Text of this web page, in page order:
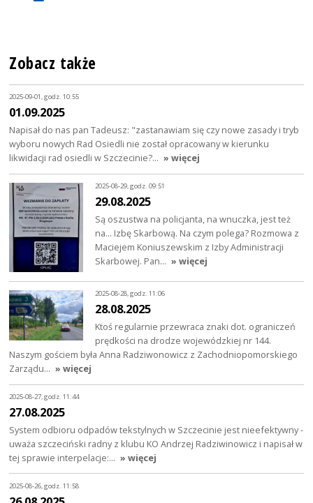
Zobacz także
2025-09-01, godz. 10:55
01.09.2025
Napisał do nas pan Tadeusz: "zastanawiam się czy nowe zasady i tryb
wyboru nowych Rad Osiedli nie został opracowany w kierunku
likwidacji rad osiedli w Szczecinie?… » więcej
2025-08-29, godz. 09:51
29.08.2025
Są oszustwa na policjanta, na wnuczka, jest też
na... Izbę Skarbową. Na czym polega? Rozmowa z
Maciejem Koniuszewskim z Izby Administracji
Skarbowej. Pan… » więcej
2025-08-28, godz. 11:06
28.08.2025
Ktoś regularnie przewraca znaki dot. ograniczeń
prędkości na drodze wojewódzkiej nr 144.
Naszym gościem była Anna Radziwonowicz z Zachodniopomorskiego
Zarządu… » więcej
2025-08-27, godz. 11:44
27.08.2025
System odbioru odpadów tekstylnych w Szczecinie jest nieefektywny -
uważa szczeciński radny z klubu KO Andrzej Radziwinowicz i napisał w
tej sprawie interpelacje:… » więcej
2025-08-26, godz. 11:58